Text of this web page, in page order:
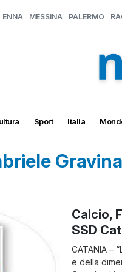
ENNA MESSINA PALERMO
Sport Italia
Gravina
Calcio,
SSD
CATANIA –
e della